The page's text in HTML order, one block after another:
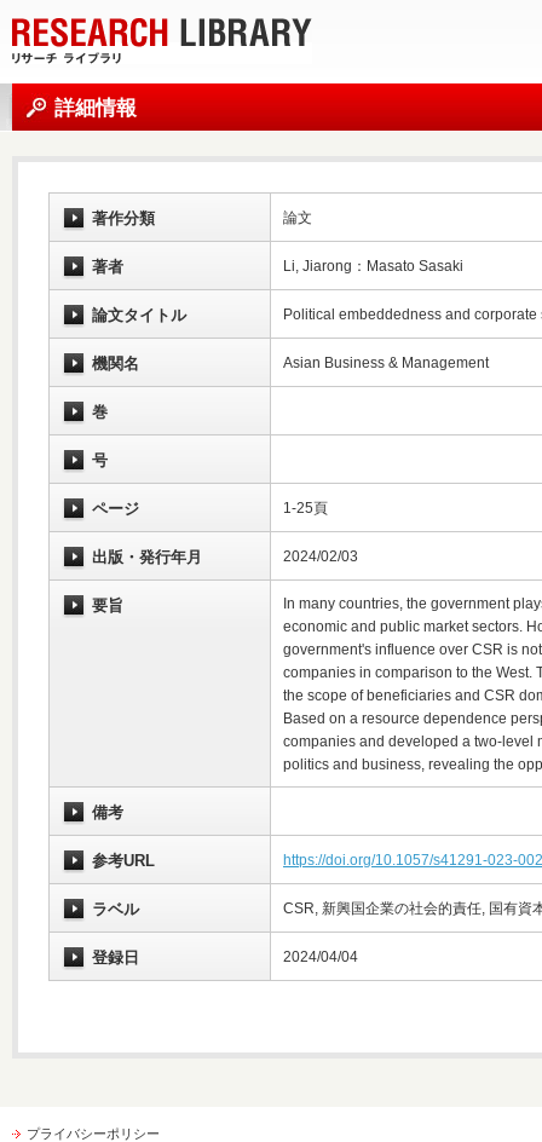
詳細情報
著作分類 論文
著者 Li, Jiarong：Masato Sasaki
論文タイトル Political embeddedness and
機関名 Asian Business & Management
巻
号
ページ 1-25頁
出版・発行年月 2024/02/03
要旨
In many countries, the government
economic and public market sectors.
government's influence over CSR is
companies in comparison to the West.
the scope of beneficiaries and CSR
Based on a resource dependence
companies and developed a two-level
politics and business, revealing the
備考
参考URL https://doi.org/10.1057/s41291-023-
ラベル CSR, 新興国企業の社会的責任, 国有資
登録日 2024/04/04
プライバシーポリシー